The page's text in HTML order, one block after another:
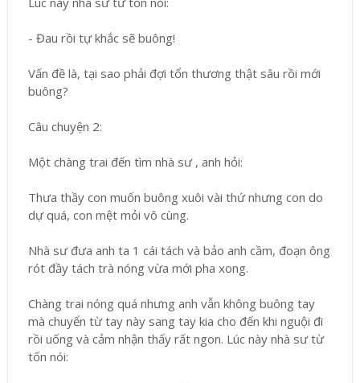
- Đau rồi tự khắc sẽ buông!
Vấn đề là, tại sao phải đợi tổn thương thật sâu rồi mới
buông?
Câu chuyện 2:
Một chàng trai đến tìm nhà sư , anh hỏi:
Thưa thầy con muốn buông xuôi vài thứ nhưng con do
dự quá, con mệt mỏi vô cùng.
Nhà sư đưa anh ta 1 cái tách và bảo anh cầm, đoạn ông
rót đầy tách trà nóng vừa mới pha xong.
Chàng trai nóng quá nhưng anh vẫn không buông tay
mà chuyển từ tay này sang tay kia cho đến khi nguội đi
rồi uống và cảm nhận thấy rất ngon. Lúc này nhà sư từ
tốn nói: